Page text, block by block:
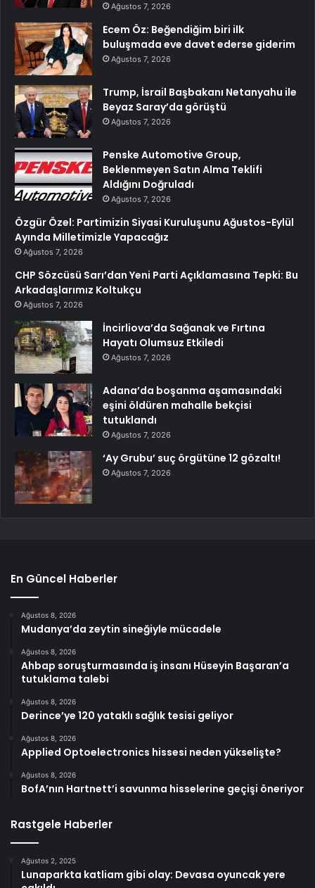
Ağustos 7, 2026
Ecem Öz: Beğendiğim biri ilk
buluşmada eve davet ederse giderim
Ağustos 7, 2026
Trump, İsrail Başbakanı Netanyahu ile
Beyaz Saray’da görüştü
Ağustos 7, 2026
Penske Automotive Group,
Beklenmeyen Satın Alma Teklifi
Aldığını Doğruladı
Ağustos 7, 2026
Özgür Özel: Partimizin Siyasi Kuruluşunu Ağustos-Eylül
Ayında Milletimizle Yapacağız
Ağustos 7, 2026
CHP Sözcüsü Sarı’dan Yeni Parti Açıklamasına Tepki: Bu
Arkadaşlarımız Koltukçu
Ağustos 7, 2026
İncirliova’da Sağanak ve Fırtına
Hayatı Olumsuz Etkiledi
Ağustos 7, 2026
Adana’da boşanma aşamasındaki
eşini öldüren mahalle bekçisi
tutuklandı
Ağustos 7, 2026
‘Ay Grubu’ suç örgütüne 12 gözaltı!
Ağustos 7, 2026
En Güncel Haberler
Ağustos 8, 2026
Mudanya’da zeytin sineğiyle mücadele
Ağustos 8, 2026
Ahbap soruşturmasında iş insanı Hüseyin Başaran’a
tutuklama talebi
Ağustos 8, 2026
Derince’ye 120 yataklı sağlık tesisi geliyor
Ağustos 8, 2026
Applied Optoelectronics hissesi neden yükselişte?
Ağustos 8, 2026
BofA’nın Hartnett’i savunma hisselerine geçişi öneriyor
Rastgele Haberler
Ağustos 2, 2025
Lunaparkta katliam gibi olay: Devasa oyuncak yere